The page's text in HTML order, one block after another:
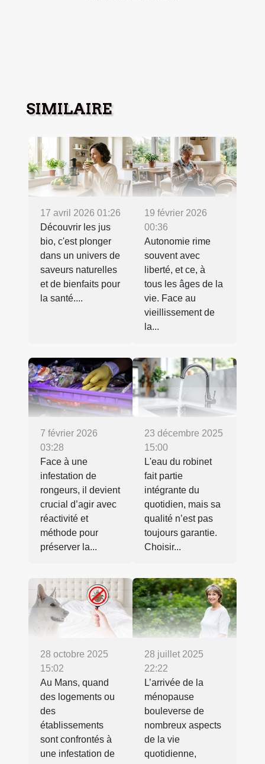
SIMILAIRE
17 avril 2026 01:26
Découvrir les jus
bio, c'est plonger
dans un univers de
saveurs naturelles
et de bienfaits pour
la santé....
19 février 2026
00:36
Autonomie rime
souvent avec
liberté, et ce, à
tous les âges de la
vie. Face au
vieillissement de
la...
7 février 2026
03:28
Face à une
infestation de
rongeurs, il devient
crucial d’agir avec
réactivité et
méthode pour
préserver la...
23 décembre 2025
15:00
L'eau du robinet
fait partie
intégrante du
quotidien, mais sa
qualité n’est pas
toujours garantie.
Choisir...
28 octobre 2025
15:02
Au Mans, quand
des logements ou
des
établissements
sont confrontés à
une infestation de
28 juillet 2025
22:22
L’arrivée de la
ménopause
bouleverse de
nombreux aspects
de la vie
quotidienne,